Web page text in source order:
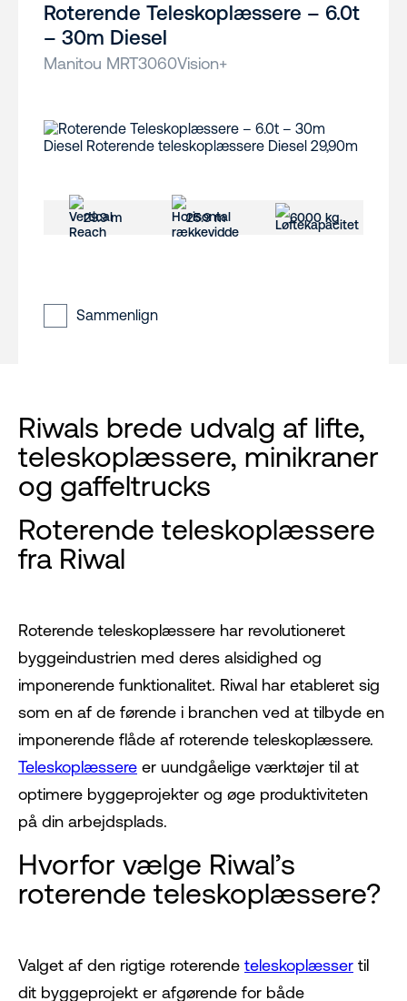
Roterende Teleskoplæssere – 6.0t
– 30m Diesel
Manitou MRT3060Vision+
29.9 m 25.9 m 6000 kg
Sammenlign
Riwals brede udvalg af lifte,
teleskoplæssere, minikraner
og gaffeltrucks
Roterende teleskoplæssere
fra Riwal
Roterende teleskoplæssere har revolutioneret
byggeindustrien med deres alsidighed og
imponerende funktionalitet. Riwal har etableret sig
som en af de førende i branchen ved at tilbyde en
imponerende flåde af roterende teleskoplæssere.
Teleskoplæssere er uundgåelige værktøjer til at
optimere byggeprojekter og øge produktiviteten
på din arbejdsplads.
Hvorfor vælge Riwal’s
roterende teleskoplæssere?
Valget af den rigtige roterende teleskoplæsser til
dit byggeprojekt er afgørende for både